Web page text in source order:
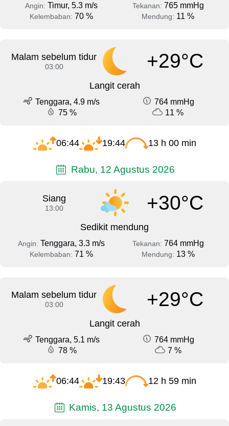
Angin: Timur, 5.3 m/s Tekanan: 765 mmHg
Kelembaban: 70 % Mendung: 11 %
Malam sebelum tidur
03:00 +29°C
Langit cerah
Tenggara, 4.9 m/s
764 mmHg
75 %
11 %
06:44 19:44 13 h 00 min
Rabu, 12 Agustus 2026
Siang
13:00 +30°C
Sedikit mendung
Angin: Tenggara, 3.3 m/s Tekanan: 764 mmHg
Kelembaban: 71 % Mendung: 13 %
Malam sebelum tidur
03:00 +29°C
Langit cerah
Tenggara, 5.1 m/s
764 mmHg
78 %
7 %
06:44 19:43 12 h 59 min
Kamis, 13 Agustus 2026